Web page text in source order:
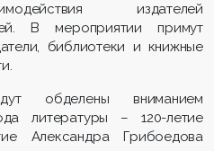
издателей
В мероприятии примут
библиотеки и книжные
обделены вниманием
литературы – 120-летие
Александра Грибоедова